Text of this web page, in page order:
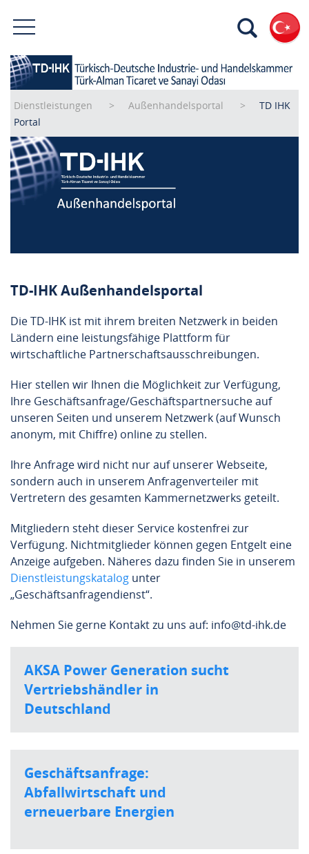
Dienstleistungen Außenhandelsportal
TD IHK
Portal
TD-IHK Außenhandelsportal
Die TD-IHK ist mit ihrem breiten Netzwerk in beiden
Ländern eine leistungsfähige Plattform für
wirtschaftliche Partnerschaftsausschreibungen.
Hier stellen wir Ihnen die Möglichkeit zur Verfügung,
Ihre Geschäftsanfrage/Geschäftspartnersuche auf
unseren Seiten und unserem Netzwerk (auf Wunsch
anonym, mit Chiffre) online zu stellen.
Ihre Anfrage wird nicht nur auf unserer Webseite,
sondern auch in unserem Anfragenverteiler mit
Vertretern des gesamten Kammernetzwerks geteilt.
Mitgliedern steht dieser Service kostenfrei zur
Verfügung. Nichtmitglieder können gegen Entgelt eine
Anzeige aufgeben. Näheres dazu finden Sie in unserem
Dienstleistungskatalog unter
„Geschäftsanfragendienst“.
Nehmen Sie gerne Kontakt zu uns auf: info@td-ihk.de
AKSA Power Generation sucht
Vertriebshändler in
Deutschland
Geschäftsanfrage:
Abfallwirtschaft und
erneuerbare Energien